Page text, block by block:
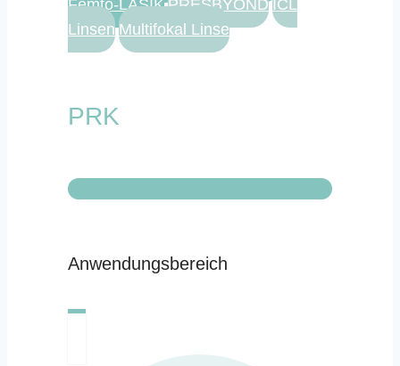
Femto-LASIK PRESBYOND ICL
Linsen Multifokal Linse
PRK
Anwendungsbereich